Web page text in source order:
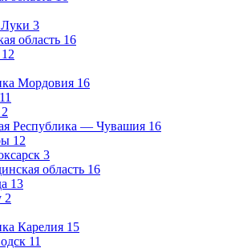
3
область 16
12
Мордовия 16
11
2
Республика — Чувашия 16
12
3
область 16
13
2
Карелия 15
11